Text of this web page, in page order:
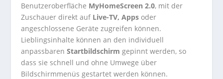
Benutzeroberfläche MyHomeScreen 2.0, mit der
Zuschauer direkt auf Live-TV, Apps oder
angeschlossene Geräte zugreifen können.
Lieblingsinhalte können an den individuell
anpassbarenStartbildschirm gepinnt werden, so
dass sie schnell und ohne Umwege über
Bildschirmmenüs gestartet werden können.